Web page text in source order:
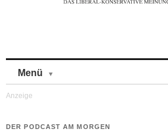
Menü
DER PODCAST AM MORGEN